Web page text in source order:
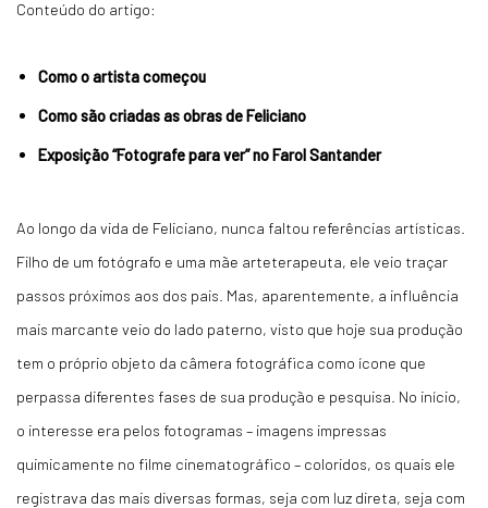
Conteúdo do artigo:
Como o artista começou
Como são criadas as obras de Feliciano
Exposição “Fotografe para ver” no Farol Santander
Ao longo da vida de Feliciano, nunca faltou referências artísticas.
Filho de um fotógrafo e uma mãe arteterapeuta, ele veio traçar
passos próximos aos dos pais. Mas, aparentemente, a influência
mais marcante veio do lado paterno, visto que hoje sua produção
tem o próprio objeto da câmera fotográfica como ícone que
perpassa diferentes fases de sua produção e pesquisa. No início,
o interesse era pelos fotogramas – imagens impressas
quimicamente no filme cinematográfico – coloridos, os quais ele
registrava das mais diversas formas, seja com luz direta, seja com